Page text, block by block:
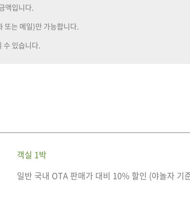
액입니다.
또는 메일)만 가능합니다.
수 있습니다.
객실 1박
일반 국내 OTA 판매가 대비 10% 할인 (야놀자 기